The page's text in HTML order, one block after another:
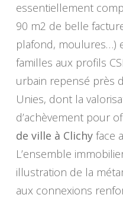
essentiellement
90 m2 de belle
plafond, moulures…)
familles aux profils
urbain repensé près
Unies, dont la
d’achèvement pour
de ville à Clichyface
L’ensemble
illustration de la
aux connexions